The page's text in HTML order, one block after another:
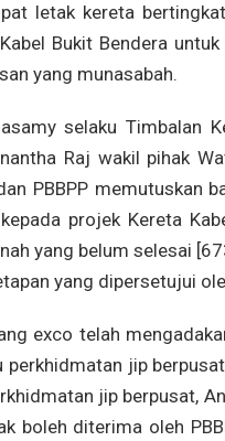
letak kereta
Bukit Bendera
yang munasabah.
selaku Timbalan
Raj wakil pihak
PBBPP memutuskan
projek Kereta
yang belum selesai
yang dipersetujui
exco telah
jip
jip berpusat,
boleh diterima oleh